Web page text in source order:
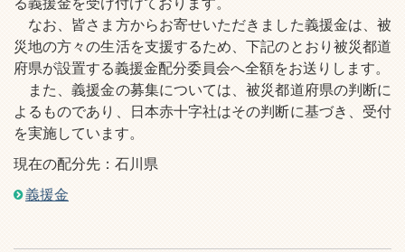
なお、皆さま方からお寄せいただきました義援金は、被
災地の方々の生活を支援するため、下記のとおり被災都道
府県が設置する義援金配分委員会へ全額をお送りします。
また、義援金の募集については、被災都道府県の判断に
よるものであり、日本赤十字社はその判断に基づき、受付
を実施しています。
現在の配分先：石川県
義援金